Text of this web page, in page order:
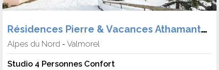
Résidences Pierre & Vacances Athamante et Valériane
Alpes du Nord - Valmorel
Studio 4 Personnes Confort